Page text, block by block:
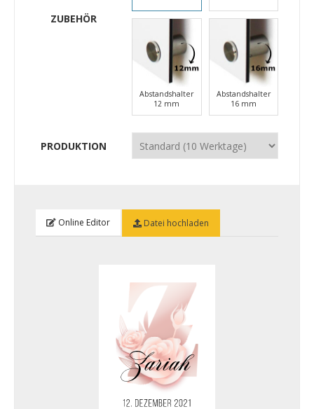
ZUBEHÖR
Abstandshalter
12 mm
Abstandshalter
16 mm
PRODUKTION
Online Editor Datei hochladen